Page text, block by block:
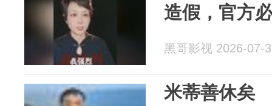
造假，官方
黑哥影视 2026-07-
米蒂善休矣